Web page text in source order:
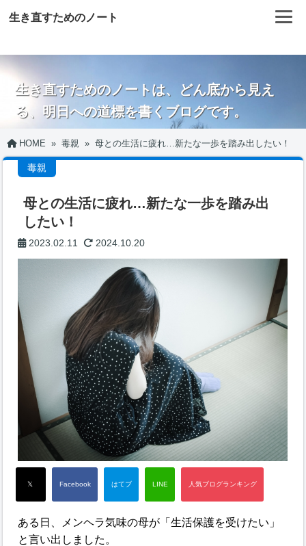
生き直すためのノート
生き直すためのノートは、どん底から見え
る、明日への道標を書くブログです。
HOME » 毒親 » 母との生活に疲れ…新たな一歩を踏み出したい！
毒親
母との生活に疲れ…新たな一歩を踏み出
したい！
2023.02.11 2024.10.20
ある日、メンヘラ気味の母が「生活保護を受けたい」
と言い出しました。